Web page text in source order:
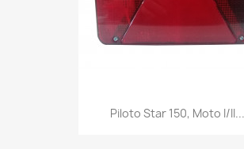
Piloto Star 150, Moto I/II...